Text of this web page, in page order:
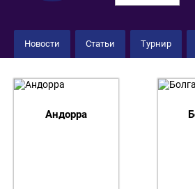
Новости Статьи Турнир
Список команд
Андорра